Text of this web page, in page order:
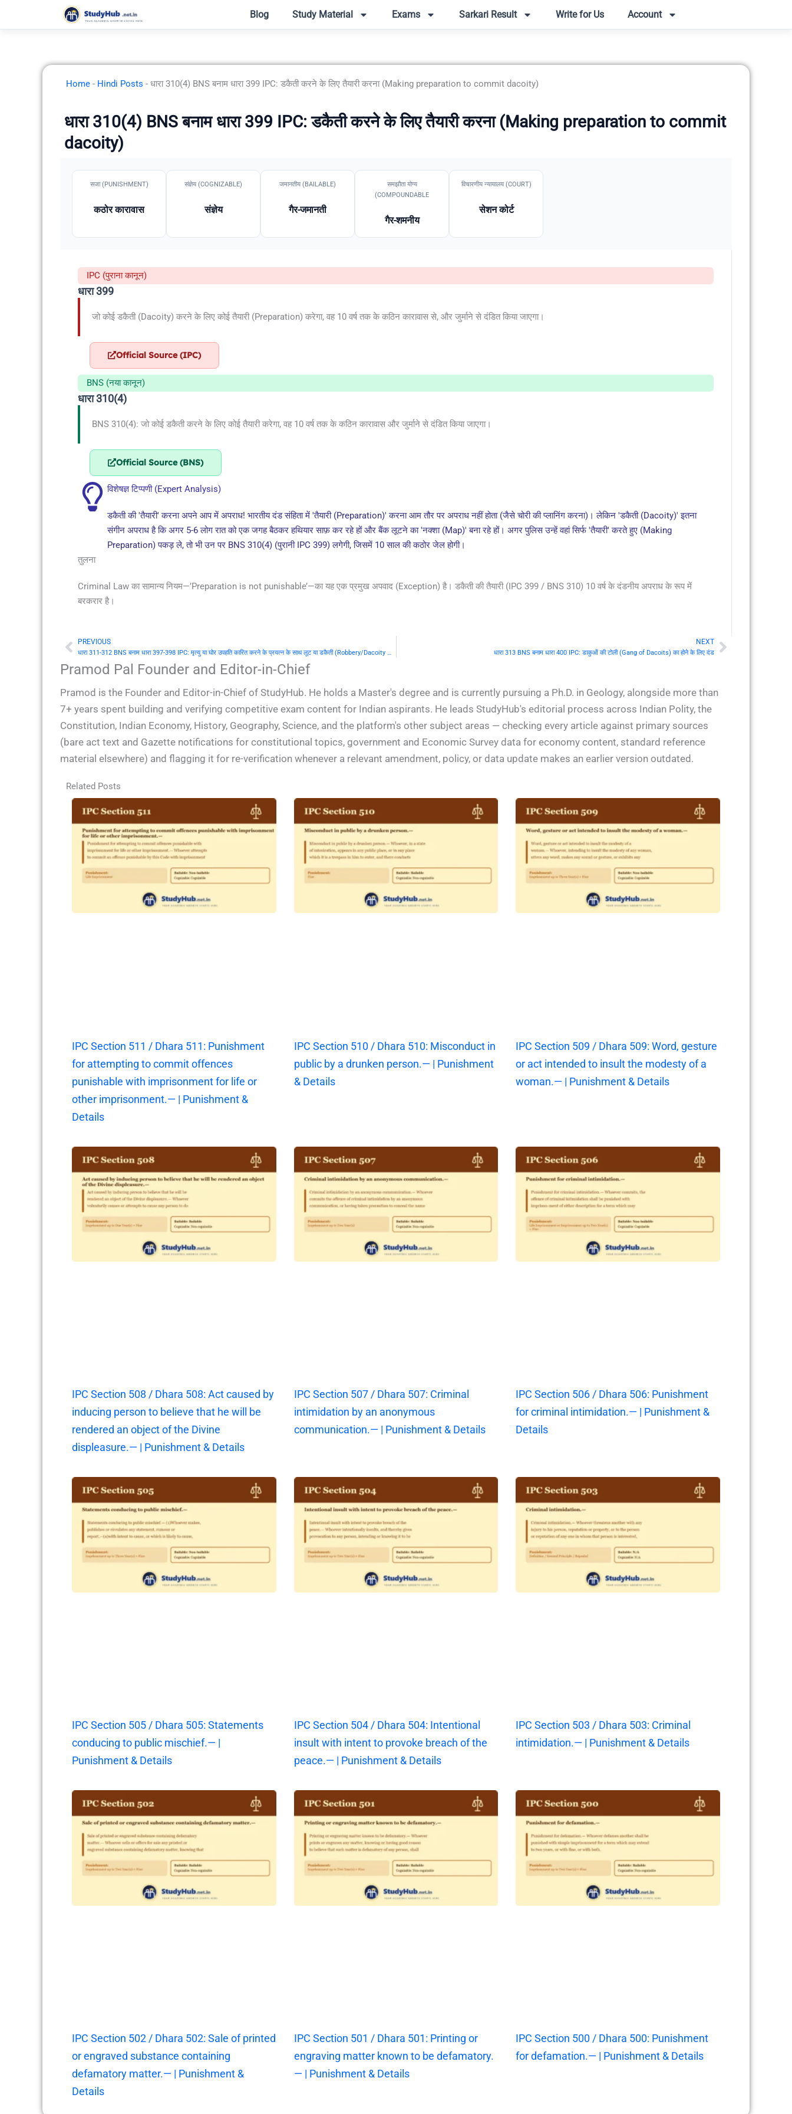
Blog Study Material Exams Sarkari Result Write for Us Account
Home - Hindi Posts - धारा 310(4) BNS बनाम धारा 399 IPC: डकैती करने के लिए तैयारी करना (Making preparation to commit dacoity)
धारा 310(4) BNS बनाम धारा 399 IPC: डकैती करने के लिए तैयारी करना (Making preparation to commit
dacoity)
सजा (PUNISHMENT)
कठोर कारावास
संज्ञेय (COGNIZABLE)
संज्ञेय
जमानतीय (BAILABLE)
गैर-जमानती
समझौता योग्य
(COMPOUNDABLE
गैर-शमनीय
विचारणीय न्यायालय (COURT)
सेशन कोर्ट
IPC (पुराना कानून)
धारा 399
जो कोई डकैती (Dacoity) करने के लिए कोई तैयारी (Preparation) करेगा, वह 10 वर्ष तक के कठिन कारावास से, और जुर्माने से दंडित किया जाएगा।
Official Source (IPC)
BNS (नया कानून)
धारा 310(4)
BNS 310(4): जो कोई डकैती करने के लिए कोई तैयारी करेगा, वह 10 वर्ष तक के कठिन कारावास और जुर्माने से दंडित किया जाएगा।
Official Source (BNS)
विशेषज्ञ टिप्पणी (Expert Analysis)
डकैती की 'तैयारी' करना अपने आप में अपराध! भारतीय दंड संहिता में 'तैयारी (Preparation)' करना आम तौर पर अपराध नहीं होता (जैसे चोरी की प्लानिंग करना)। लेकिन 'डकैती (Dacoity)' इतना
संगीन अपराध है कि अगर 5-6 लोग रात को एक जगह बैठकर हथियार साफ़ कर रहे हों और बैंक लूटने का 'नक्शा (Map)' बना रहे हों। अगर पुलिस उन्हें वहां सिर्फ 'तैयारी' करते हुए (Making
Preparation) पकड़ ले, तो भी उन पर BNS 310(4) (पुरानी IPC 399) लगेगी, जिसमें 10 साल की कठोर जेल होगी।
तुलना
Criminal Law का सामान्य नियम—’Preparation is not punishable’—का यह एक प्रमुख अपवाद (Exception) है। डकैती की तैयारी (IPC 399 / BNS 310) 10 वर्ष के दंडनीय अपराध के रूप में
बरकरार है।
PrevPREVIOUS
धारा 311-312 BNS बनाम धारा 397-398 IPC: मृत्यु या घोर उपहति कारित करने के प्रयत्न के साथ लूट या डकैती (Robbery/Dacoity with deadly weapon)
NEXT
धारा 313 BNS बनाम धारा 400 IPC: डाकुओं की टोली (Gang of Dacoits) का होने के लिए दंडNext
Pramod Pal Founder and Editor-in-Chief
Pramod is the Founder and Editor-in-Chief of StudyHub. He holds a Master's degree and is currently pursuing a Ph.D. in Geology, alongside more than
7+ years spent building and verifying competitive exam content for Indian aspirants. He leads StudyHub's editorial process across Indian Polity, the
Constitution, Indian Economy, History, Geography, Science, and the platform's other subject areas — checking every article against primary sources
(bare act text and Gazette notifications for constitutional topics, government and Economic Survey data for economy content, standard reference
material elsewhere) and flagging it for re-verification whenever a relevant amendment, policy, or data update makes an earlier version outdated.
Related Posts
IPC Section 511 / Dhara 511: Punishment
for attempting to commit offences
punishable with imprisonment for life or
other imprisonment.— | Punishment &
Details
IPC Section 510 / Dhara 510: Misconduct in
public by a drunken person.— | Punishment
& Details
IPC Section 509 / Dhara 509: Word, gesture
or act intended to insult the modesty of a
woman.— | Punishment & Details
IPC Section 508 / Dhara 508: Act caused by
inducing person to believe that he will be
rendered an object of the Divine
displeasure.— | Punishment & Details
IPC Section 507 / Dhara 507: Criminal
intimidation by an anonymous
communication.— | Punishment & Details
IPC Section 506 / Dhara 506: Punishment
for criminal intimidation.— | Punishment &
Details
IPC Section 505 / Dhara 505: Statements
conducing to public mischief.— |
Punishment & Details
IPC Section 504 / Dhara 504: Intentional
insult with intent to provoke breach of the
peace.— | Punishment & Details
IPC Section 503 / Dhara 503: Criminal
intimidation.— | Punishment & Details
IPC Section 502 / Dhara 502: Sale of printed
or engraved substance containing
defamatory matter.— | Punishment &
Details
IPC Section 501 / Dhara 501: Printing or
engraving matter known to be defamatory.
— | Punishment & Details
IPC Section 500 / Dhara 500: Punishment
for defamation.— | Punishment & Details